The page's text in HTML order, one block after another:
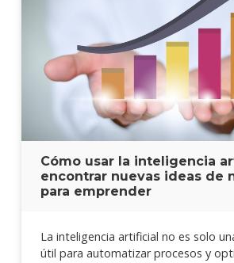
Cómo usar la inteligencia
encontrar nuevas ideas de
para emprender
La inteligencia artificial no es solo
útil para automatizar procesos y